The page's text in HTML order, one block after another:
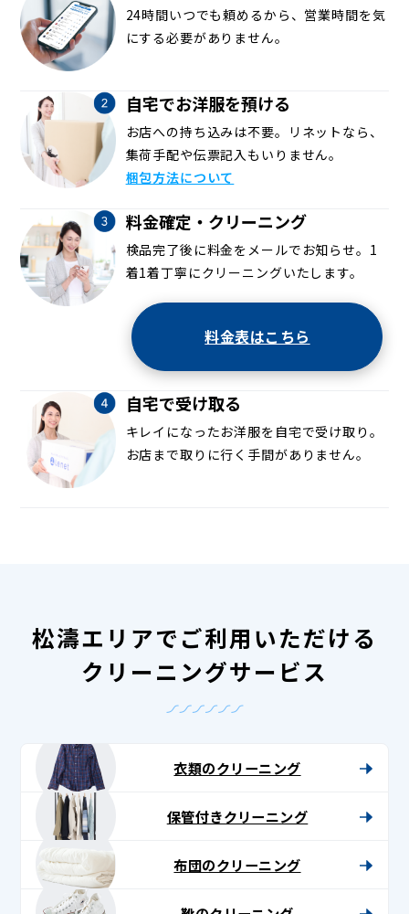
24時間いつでも頼めるから、営業時間を気
にする必要がありません。
自宅でお洋服を預ける
お店への持ち込みは不要。リネットなら、
集荷手配や伝票記入もいりません。
梱包方法について
料金確定・クリーニング
検品完了後に料金をメールでお知らせ。1
着1着丁寧にクリーニングいたします。
料金表はこちら
自宅で受け取る
キレイになったお洋服を自宅で受け取り。
お店まで取りに行く手間がありません。
松濤エリアでご利用いただける
クリーニングサービス
衣類のクリーニング
保管付きクリーニング
布団のクリーニング